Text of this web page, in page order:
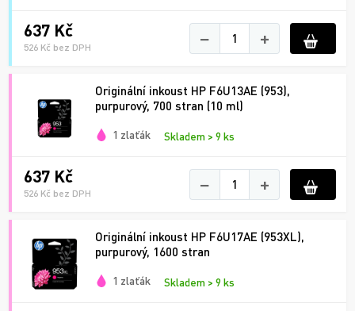
637 Kč
526 Kč bez DPH − +
Originální inkoust HP F6U13AE (953),
purpurový, 700 stran (10 ml)
1 zlaťák Skladem > 9 ks
637 Kč
526 Kč bez DPH − +
Originální inkoust HP F6U17AE (953XL),
purpurový, 1600 stran
1 zlaťák Skladem > 9 ks